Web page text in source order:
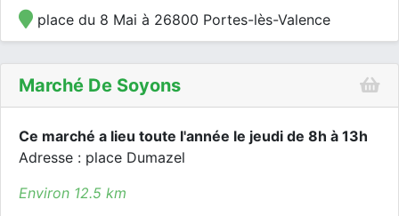
place du 8 Mai à 26800 Portes-lès-Valence
Marché De Soyons
Ce marché a lieu toute l'année le jeudi de 8h à 13h
Adresse : place Dumazel
Environ 12.5 km